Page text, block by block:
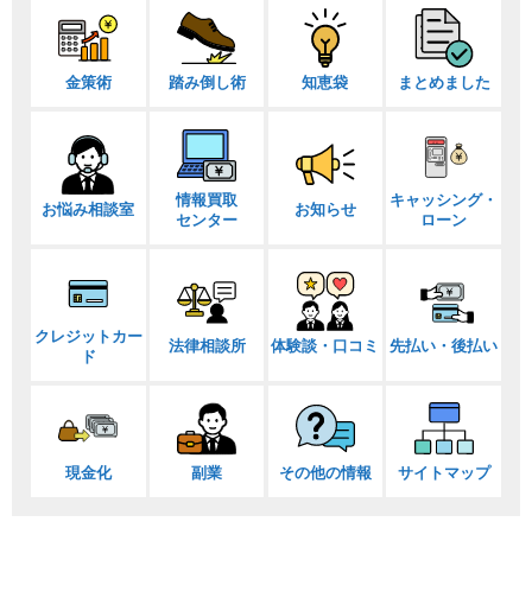
金策術 踏み倒し術 知恵袋 まとめました
お悩み相談室
情報買取
センター
お知らせ
キャッシング・
ローン
クレジットカー
ド
法律相談所 体験談・口コミ 先払い・後払い
現金化 副業 その他の情報 サイトマップ